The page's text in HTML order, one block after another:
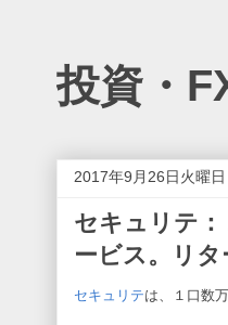
投資・
2017年9月26日火曜日
セキュリテ
ービス。リタ
セキュリテは、１口数